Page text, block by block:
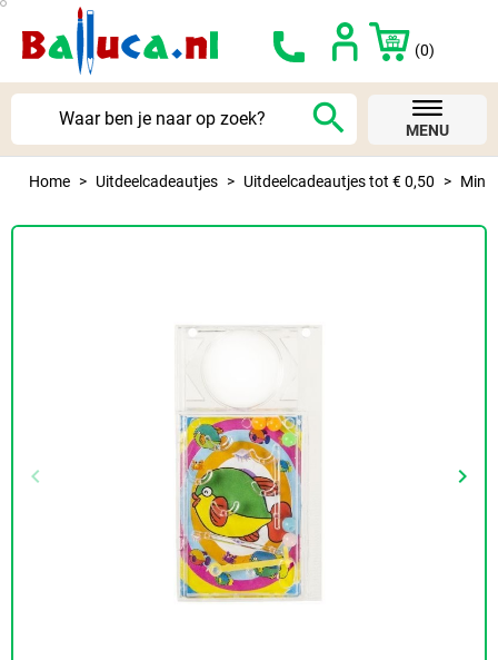
(0)
search MENU
Home Uitdeelcadeautjes Uitdeelcadeautjes tot € 0,50 Mini
Vorige
keyboard_arrow_left keyboard_arrow_right